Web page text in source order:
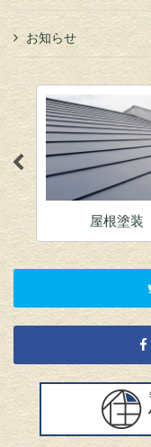
お知らせ
屋根塗装